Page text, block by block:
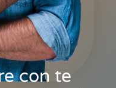
con te